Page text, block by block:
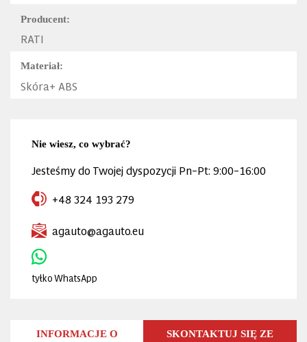
Producent:
RATI
Materiał:
Skóra+ ABS
Nie wiesz, co wybrać?
Jesteśmy do Twojej dyspozycji Pn–Pt: 9:00–16:00
+48 324 193 279
agauto@agauto.eu
tyłko WhatsApp
INFORMACJE O
SKONTAKTUJ SIĘ ZE